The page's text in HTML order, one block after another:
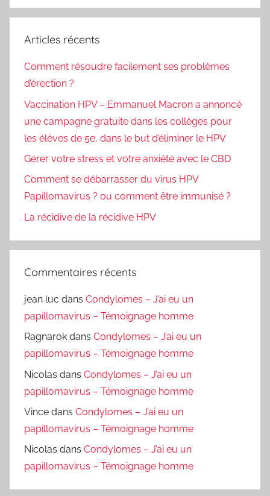
:
Articles récents
Comment résoudre facilement ses problèmes
d’érection ?
Vaccination HPV – Emmanuel Macron a annoncé
une campagne gratuite dans les collèges pour
les élèves de 5e, dans le but d’éliminer le HPV
Gérer votre stress et votre anxiété avec le CBD
Comment se débarrasser du virus HPV
Papillomavirus ? ou comment être immunisé ?
La récidive de la récidive HPV
Commentaires récents
jean luc dans Condylomes – J’ai eu un
papillomavirus – Témoignage homme
Ragnarok dans Condylomes – J’ai eu un
papillomavirus – Témoignage homme
Nicolas dans Condylomes – J’ai eu un
papillomavirus – Témoignage homme
Vince dans Condylomes – J’ai eu un
papillomavirus – Témoignage homme
Nicolas dans Condylomes – J’ai eu un
papillomavirus – Témoignage homme